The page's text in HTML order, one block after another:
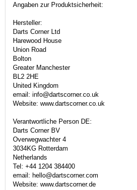
Angaben zur Produktsicherheit:
Hersteller:
Darts Corner Ltd
Harewood House
Union Road
Bolton
Greater Manchester
BL2 2HE
United Kingdom
email: info@dartscorner.co.uk
Website: www.dartscorner.co.uk
Verantwortliche Person DE:
Darts Corner BV
Overwegwachter 4
3034KG Rotterdam
Netherlands
Tel: +44 1204 384400
email: hello@dartscorner.com
Website: www.dartscorner.de